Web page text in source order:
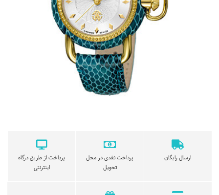
ارسال رایگان
پرداخت نقدی در محل
تحویل
پرداخت از طریق درگاه
اینترنتی